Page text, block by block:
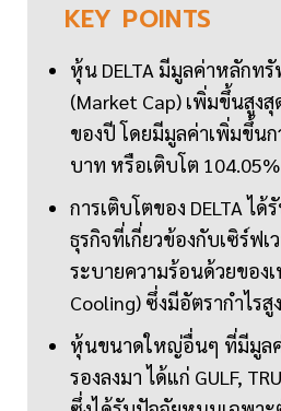
KEY POINTS
หุ้น DELTA มีมูลค่าหลักท
(Market Cap) เพิ่มขึ้นสูง
ของปี โดยมีมูลค่าเพิ่มขึ้น
บาท หรือเติบโต 104.05%
การเติบโตของ DELTA ไ
ธุรกิจที่เกี่ยวข้องกับเซิร์ฟ
ระบายความร้อนด้วยของ
Cooling) ซึ่งมีอัตรากำไรสูง
หุ้นขนาดใหญ่อื่นๆ ที่มีมูลค่
รองลงมา ได้แก่ GULF,